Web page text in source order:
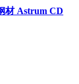
材 Astrum CD